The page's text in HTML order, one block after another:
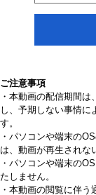
ご注意事項
・本動画の配信期間
し、予期しない事情に
す。
・パソコンや端末の
は、動画が再生されな
・パソコンや端末の
たしません。
・本動画の閲覧に伴う